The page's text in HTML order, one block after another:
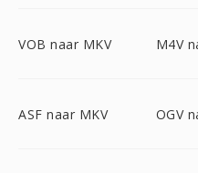
VOB naar MKV M4V
ASF naar MKV OGV